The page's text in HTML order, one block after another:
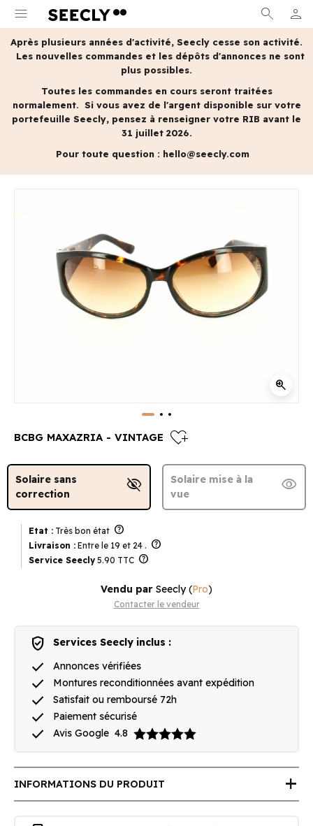
menu search person
MON
Après plusieurs années d'activité, Seecly cesse son activité.
Les nouvelles commandes et les dépôts d'annonces ne sont
plus possibles.
Toutes les commandes en cours seront traitées
normalement. Si vous avez de l'argent disponible sur votre
portefeuille Seecly, pensez à renseigner votre RIB avant le
31 juillet 2026.
Pour toute question : hello@seecly.com
zoom_in
BCBG MAXAZRIA - VINTAGE heart_plus
Solaire sans
correction
visibility_off
Solaire mise à la
vue
visibility
Etat : Très bon état help
Livraison : Entre le 19 et 24 . help
Service Seecly 5.90 TTC help
Vendu par Seecly(Pro)
Contacter le vendeur
verified_user Services Seecly inclus :
done Annonces vérifiées
done Montures reconditionnées avant expédition
done Satisfait ou remboursé 72h
done Paiement sécurisé
done Avis Google 4.8
INFORMATIONS DU PRODUIT add